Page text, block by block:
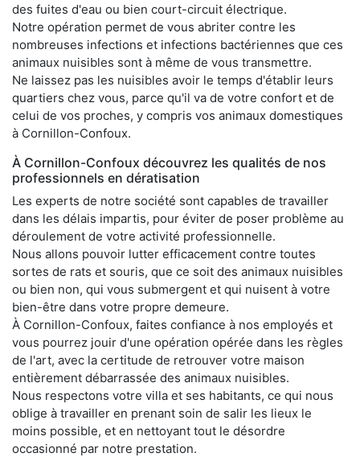
des fuites d'eau ou bien court-circuit électrique.
Notre opération permet de vous abriter contre les
nombreuses infections et infections bactériennes que ces
animaux nuisibles sont à même de vous transmettre.
Ne laissez pas les nuisibles avoir le temps d'établir leurs
quartiers chez vous, parce qu'il va de votre confort et de
celui de vos proches, y compris vos animaux domestiques
à Cornillon-Confoux.
À Cornillon-Confoux découvrez les qualités de nos
professionnels en dératisation
Les experts de notre société sont capables de travailler
dans les délais impartis, pour éviter de poser problème au
déroulement de votre activité professionnelle.
Nous allons pouvoir lutter efficacement contre toutes
sortes de rats et souris, que ce soit des animaux nuisibles
ou bien non, qui vous submergent et qui nuisent à votre
bien-être dans votre propre demeure.
À Cornillon-Confoux, faites confiance à nos employés et
vous pourrez jouir d'une opération opérée dans les règles
de l'art, avec la certitude de retrouver votre maison
entièrement débarrassée des animaux nuisibles.
Nous respectons votre villa et ses habitants, ce qui nous
oblige à travailler en prenant soin de salir les lieux le
moins possible, et en nettoyant tout le désordre
occasionné par notre prestation.